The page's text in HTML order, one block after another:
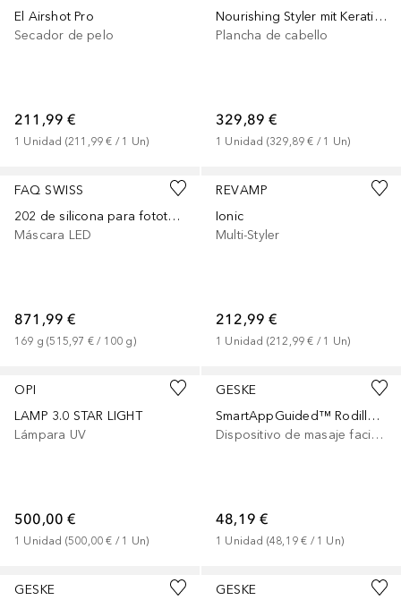
El Airshot Pro
Secador de pelo
211,99 €
1 Unidad (211,99 € / 1 Un)
Nourishing Styler mit Keratin Boost
Plancha de cabello
329,89 €
1 Unidad (329,89 € / 1 Un)
FAQ SWISS
202 de silicona para fototerapia
Máscara LED
871,99 €
169 g (515,97 € / 100 g)
REVAMP
Ionic
Multi-Styler
212,99 €
1 Unidad (212,99 € / 1 Un)
OPI
LAMP 3.0 STAR LIGHT
Lámpara UV
500,00 €
1 Unidad (500,00 € / 1 Un)
GESKE
SmartAppGuided™ Rodillo facial sónico 4 en 1
Dispositivo de masaje facial eléctrico
48,19 €
1 Unidad (48,19 € / 1 Un)
GESKE
GESKE